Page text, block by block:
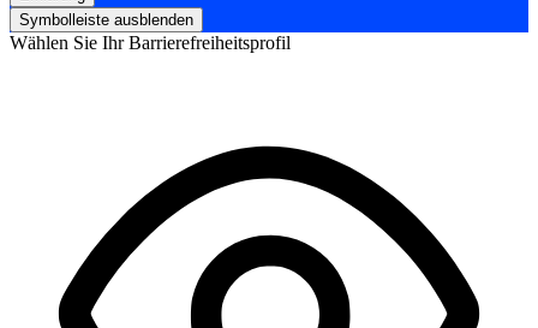
Symbolleiste ausblenden
Wählen Sie Ihr Barrierefreiheitsprofil